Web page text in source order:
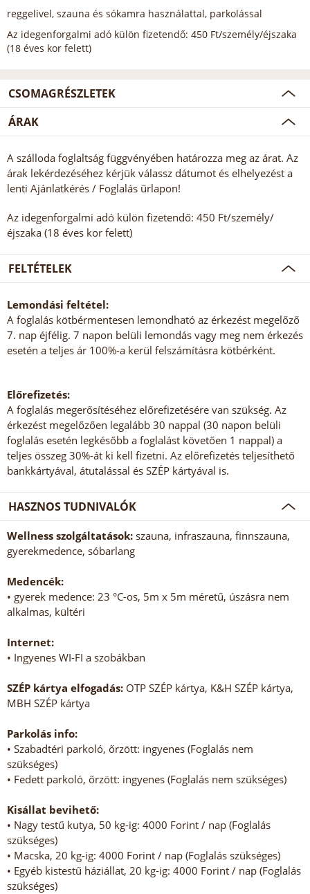
reggelivel, szauna és sókamra használattal, parkolással
Az idegenforgalmi adó külön fizetendő: 450 Ft/személy/éjszaka
(18 éves kor felett)
CSOMAGRÉSZLETEK
ÁRAK
A szálloda foglaltság függvényében határozza meg az árat. Az
árak lekérdezéséhez kérjük válassz dátumot és elhelyezést a
lenti Ajánlatkérés / Foglalás űrlapon!
Az idegenforgalmi adó külön fizetendő: 450 Ft/személy/
éjszaka (18 éves kor felett)
FELTÉTELEK
Lemondási feltétel:
A foglalás kötbérmentesen lemondható az érkezést megelőző
7. nap éjfélig. 7 napon belüli lemondás vagy meg nem érkezés
esetén a teljes ár 100%-a kerül felszámításra kötbérként.
Előrefizetés:
A foglalás megerősítéséhez előrefizetésére van szükség. Az
érkezést megelőzően legalább 30 nappal (30 napon belüli
foglalás esetén legkésőbb a foglalást követően 1 nappal) a
teljes összeg 30%-át ki kell fizetni. Az előrefizetés teljesíthető
bankkártyával, átutalással és SZÉP kártyával is.
HASZNOS TUDNIVALÓK
Wellness szolgáltatások: szauna, infraszauna, finnszauna,
gyerekmedence, sóbarlang
Medencék:
• gyerek medence: 23 °C-os, 5m x 5m méretű, úszásra nem
alkalmas, kültéri
Internet:
• Ingyenes WI-FI a szobákban
SZÉP kártya elfogadás: OTP SZÉP kártya, K&H SZÉP kártya,
MBH SZÉP kártya
Parkolás info:
• Szabadtéri parkoló, őrzött: ingyenes (Foglalás nem
szükséges)
• Fedett parkoló, őrzött: ingyenes (Foglalás nem szükséges)
Kisállat bevihető:
• Nagy testű kutya, 50 kg-ig: 4000 Forint / nap (Foglalás
szükséges)
• Macska, 20 kg-ig: 4000 Forint / nap (Foglalás szükséges)
• Egyéb kistestű háziállat, 20 kg-ig: 4000 Forint / nap (Foglalás
szükséges)